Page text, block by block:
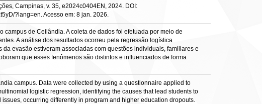
Campinas, v. 35, e2024c0404EN, 2024. DOI:
?lang=en. Acesso em: 8 jan. 2026.
de Ceilândia. A coleta de dados foi efetuada por meio de
A análise dos resultados ocorreu pela regressão logística
evasão estiveram associadas com questões individuais, familiares e
que esses fenômenos são distintos e influenciados de forma
campus. Data were collected by using a questionnaire applied to
logistic regression, identifying the causes that lead students to
occurring differently in program and higher education dropouts.